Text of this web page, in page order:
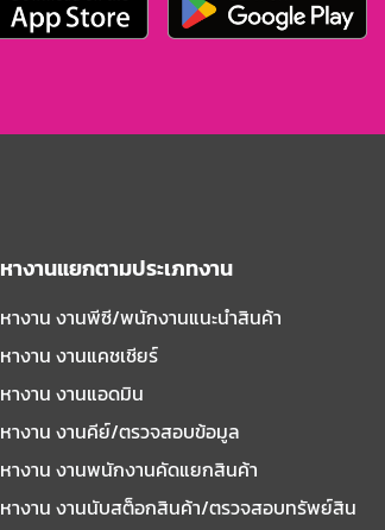
หางานแยกตามประเภทงาน
หางาน งานพีซี/พนักงานแนะนําสินค้า
หางาน งานแคชเชียร์
หางาน งานแอดมิน
หางาน งานคีย์/ตรวจสอบข้อมูล
หางาน งานพนักงานคัดแยกสินค้า
หางาน งานนับสต็อกสินค้า/ตรวจสอบทรัพย์สิน